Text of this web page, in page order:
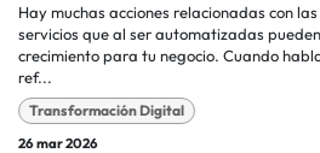
Hay muchas acciones relacionadas con
servicios que al ser automatizadas
crecimiento para tu negocio. Cuando
ref...
Transformación Digital
26 mar 2026